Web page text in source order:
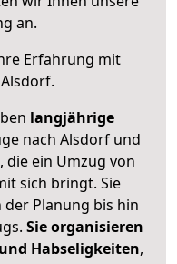
an.
Erfahrung mit
Alsdorf.
langjährige
nach Alsdorf und
ein Umzug von
sich bringt. Sie
Planung bis hin
Sie organisieren
Habseligkeiten,